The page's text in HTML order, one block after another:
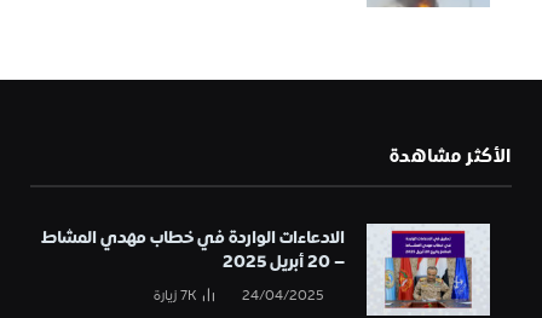
الأكثر مشاهدة
الادعاءات الواردة في خطاب مهدي المشاط
– 20 أبريل 2025
24/04/2025
7Kزيارة